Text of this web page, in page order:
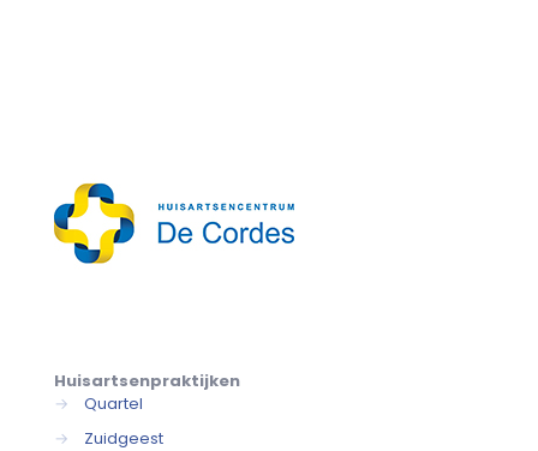
Huisartsenpraktijken
→
Quartel
→
Zuidgeest